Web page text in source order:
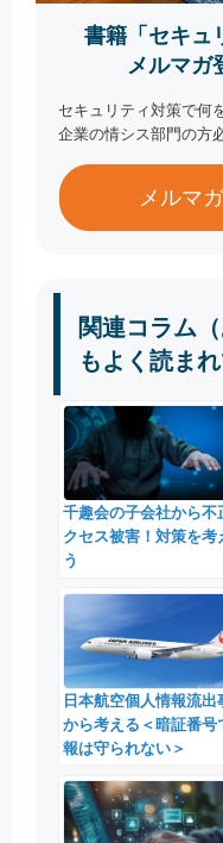
書籍「セキュ
メルマガ
セキュリティ対策で何
企業の情シス部門の方
メルマ
関連コラム
もよく読まれ
千趣会の子会社から不
クセス被害！対策を考
う
日本航空個人情報流出
から考える＜暗証番号
報は守られない＞